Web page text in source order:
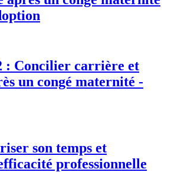
: Concilier carrière et
un congé maternité -
son temps et
professionnelle